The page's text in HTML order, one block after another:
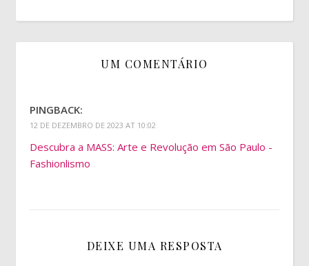
UM COMENTÁRIO
PINGBACK:
12 DE DEZEMBRO DE 2023 AT 10:02
Descubra a MASS: Arte e Revolução em São Paulo -
Fashionlismo
DEIXE UMA RESPOSTA